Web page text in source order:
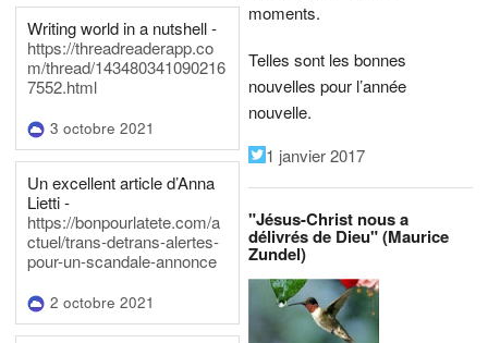
Writing world in a nutshell -
https://threadreaderapp.co
m/thread/143480341090216
7552.html
3 octobre 2021
Un excellent article d’Anna
Lietti -
https://bonpourlatete.com/a
ctuel/trans-detrans-alertes-
pour-un-scandale-annonce
2 octobre 2021
moments.
Telles sont les bonnes
nouvelles pour l’année
nouvelle.
1 janvier 2017
"Jésus-Christ nous a
délivrés de Dieu" (Maurice
Zundel)